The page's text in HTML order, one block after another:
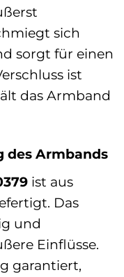
sich
sorgt für einen
ist
das Armband
des Armbands
ist aus
Das
und
Einflüsse.
garantiert,